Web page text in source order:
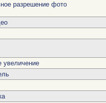
разрешение фото
увеличение